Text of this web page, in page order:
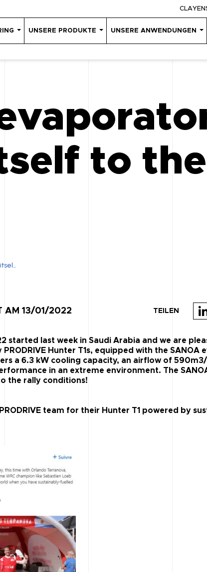
UNSERE PRODUKTE UNSERE ANWENDUNGEN
to
AM 13/01/2022 TEILEN
K
E
D
N
started last week in Saudi Arabia and we are
Hunter T1s, equipped with the SANOA
a 6.3 kW cooling capacity, an airflow of
in an extreme environment. The
the rally conditions!
team for their Hunter T1 powered by